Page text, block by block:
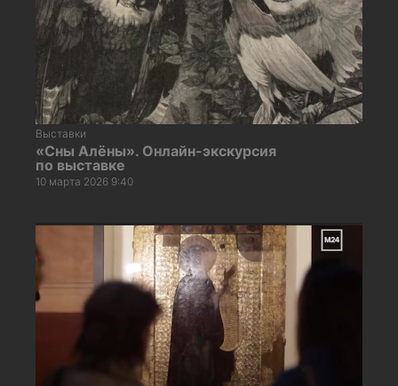
Выставки
«Сны Алёны». Онлайн-экскурсия
по выставке
10 марта 2026 9:40